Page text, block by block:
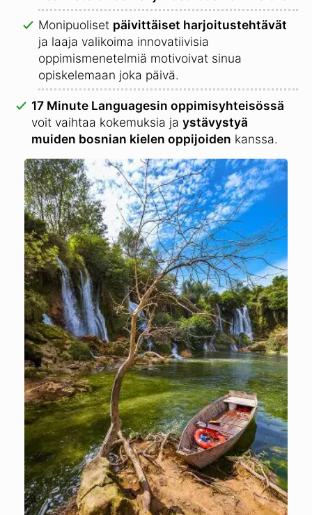
Monipuoliset päivittäiset harjoitustehtävät
ja laaja valikoima innovatiivisia
oppimismenetelmiä motivoivat sinua
opiskelemaan joka päivä.
17 Minute Languagesin oppimisyhteisössä
voit vaihtaa kokemuksia ja ystävystyä
muiden bosnian kielen oppijoiden kanssa.